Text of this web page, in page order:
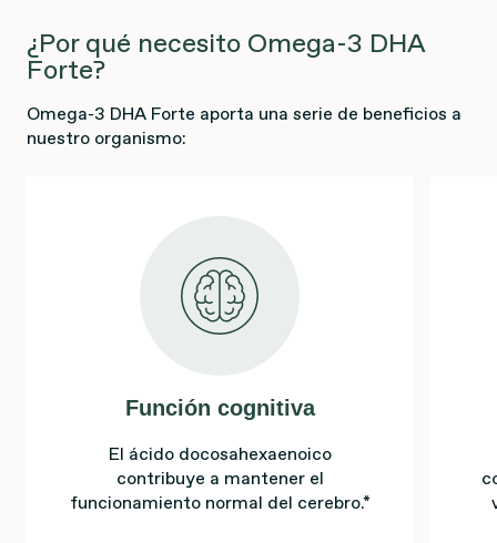
¿Por qué necesito Omega-3 DHA
Forte?
Omega-3 DHA Forte aporta una serie de beneficios a
nuestro organismo:
Función cognitiva
El ácido docosahexaenoico
contribuye a mantener el
funcionamiento normal del cerebro.*